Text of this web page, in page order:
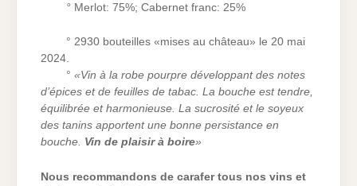
° Merlot: 75%; Cabernet franc: 25%
° 2930 bouteilles «mises au château» le 20 mai
2024.
° «Vin à la robe pourpre développant des notes
d’épices et de feuilles de tabac. La bouche est tendre,
équilibrée et harmonieuse. La sucrosité et le soyeux
des tanins apportent une bonne persistance en
bouche. Vin de plaisir à boire»
Nous recommandons de carafer tous nos vins et